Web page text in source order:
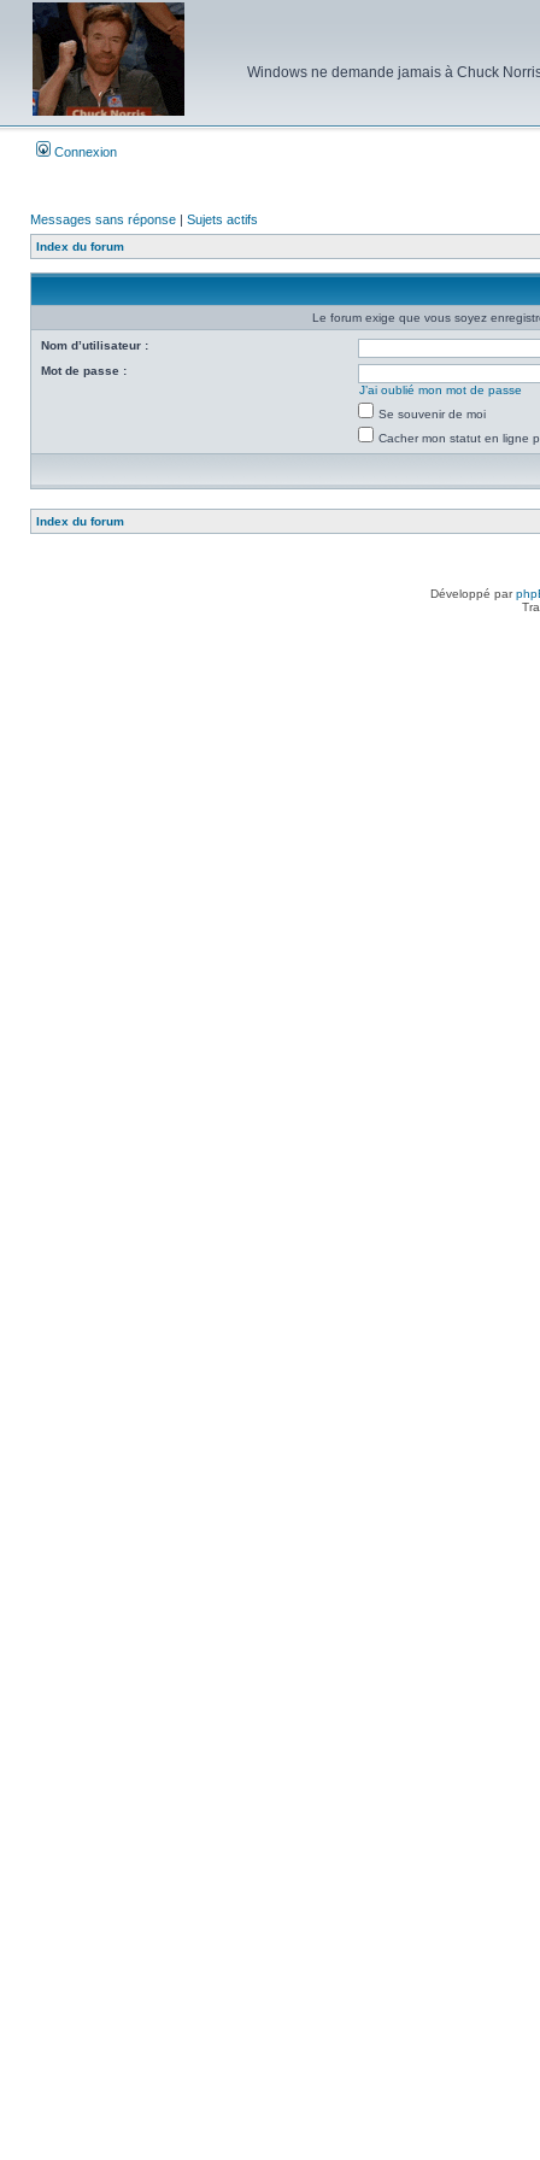
Windows ne demande jamais à Chuck
Connexion
Messages sans réponse | Sujets actifs
Index du forum
Le forum exige que vous soyez
Nom d’utilisateur :
Mot de passe :
J’ai oublié mon mot de passe
Se souvenir de moi
Cacher mon statut en ligne
Index du forum
Développé par